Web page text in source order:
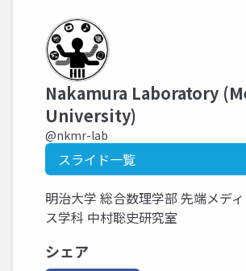
Nakamura Laboratory
University)
@nkmr-lab
スライド一覧
明治大学 総合数理学部 先端メデ
ス学科 中村聡史研究室
シェア